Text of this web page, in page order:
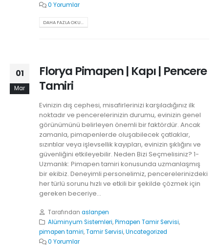
0 Yorumlar
DAHA FAZLA OKU...
01
Mar
Florya Pimapen | Kapı | Pencere
Tamiri
Evinizin dış cephesi, misafirlerinizi karşıladığınız ilk
noktadır ve pencerelerinizin durumu, evinizin genel
görünümünü belirleyen önemli bir faktördür. Ancak
zamanla, pimapenlerde oluşabilecek çatlaklar,
sızıntılar veya işlevsellik kayıpları, evinizin şıklığını ve
güvenliğini etkileyebilir. Neden Bizi Seçmelisiniz? 1-
Uzmanlık: Pimapen tamiri konusunda uzmanlaşmış
bir ekibiz. Deneyimli personelimiz, pencerelerinizdeki
her türlü sorunu hızlı ve etkili bir şekilde çözmek için
gereken beceriye...
Tarafından aslanpen
Alüminyum Sistemleri,Pimapen Tamir Servisi,
pimapen tamiri,Tamir Servisi,Uncategorized
0 Yorumlar